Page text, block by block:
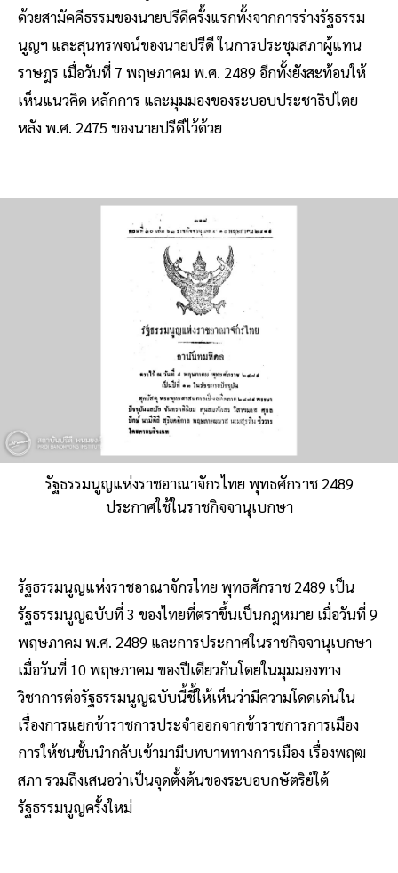
ด้วยสามัคคีธรรมของนายปรีดีครั้งแรกทั้งจากการร่างรัฐธรรม
นูญฯ และสุนทรพจน์ของนายปรีดี ในการประชุมสภาผู้แทน
ราษฎร เมื่อวันที่ 7 พฤษภาคม พ.ศ. 2489 อีกทั้งยังสะท้อนให้
เห็นแนวคิด หลักการ และมุมมองของระบอบประชาธิปไตย
หลัง พ.ศ. 2475 ของนายปรีดีไว้ด้วย
รัฐธรรมนูญแห่งราชอาณาจักรไทย พุทธศักราช 2489
ประกาศใช้ในราชกิจจานุเบกษา
รัฐธรรมนูญแห่งราชอาณาจักรไทย พุทธศักราช 2489 เป็น
รัฐธรรมนูญฉบับที่ 3 ของไทยที่ตราขึ้นเป็นกฎหมาย เมื่อวันที่ 9
พฤษภาคม พ.ศ. 2489 และการประกาศในราชกิจจานุเบกษา
เมื่อวันที่ 10 พฤษภาคม ของปีเดียวกันโดยในมุมมองทาง
วิชาการต่อรัฐธรรมนูญฉบับนี้ชี้ให้เห็นว่ามีความโดดเด่นใน
เรื่องการแยกข้าราชการประจำออกจากข้าราชการการเมือง
การให้ชนชั้นนำกลับเข้ามามีบทบาททางการเมือง เรื่องพฤฒ
สภา รวมถึงเสนอว่าเป็นจุดตั้งต้นของระบอบกษัตริย์ใต้
รัฐธรรมนูญครั้งใหม่